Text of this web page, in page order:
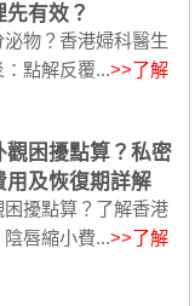
有效？
物？香港婦科醫生
點解反覆...>>了解
觀困擾點算？私密
用及恢復期詳解
擾點算？了解香港
唇縮小費...>>了解